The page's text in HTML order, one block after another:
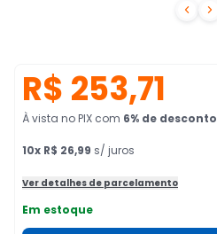
 
R$ 253,71
À vista no PIX com 6% de desconto
10x R$ 26,99 s/ juros
Ver detalhes de parcelamento
Em estoque